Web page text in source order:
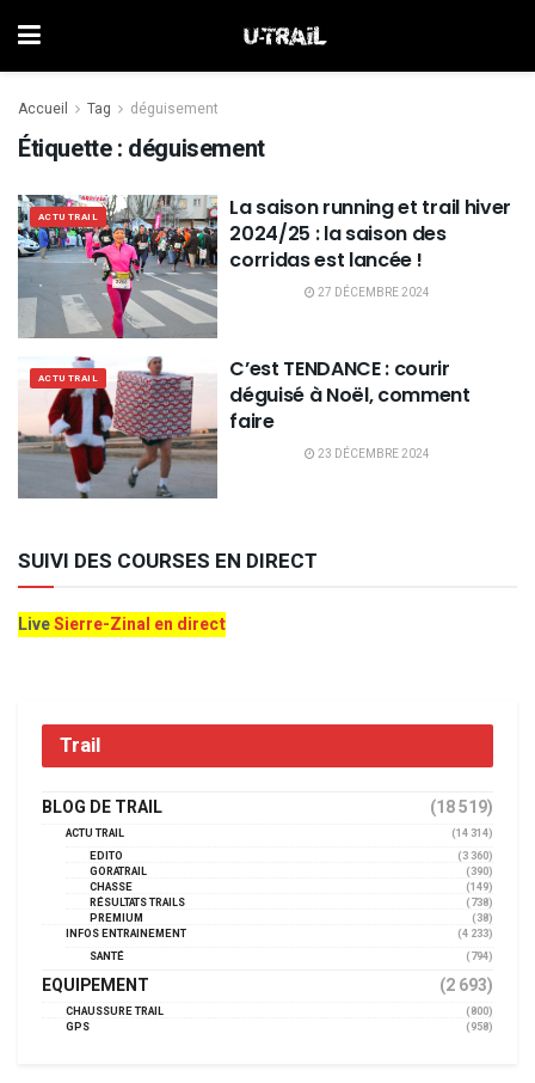
Accueil Tag déguisement
Étiquette : déguisement
ACTU TRAIL
La saison running et trail hiver
2024/25 : la saison des
corridas est lancée !
27 DÉCEMBRE 2024
ACTU TRAIL
C’est TENDANCE : courir
déguisé à Noël, comment
faire
23 DÉCEMBRE 2024
SUIVI DES COURSES EN DIRECT
LiveSierre-Zinal en direct
Trail
BLOG DE TRAIL (18 519)
ACTU TRAIL
(14 314)
EDITO
(3 360)
GORATRAIL
(390)
CHASSE
(149)
RÉSULTATS TRAILS
(738)
PREMIUM
(38)
INFOS ENTRAINEMENT
(4 233)
SANTÉ
(794)
EQUIPEMENT (2 693)
CHAUSSURE TRAIL
(800)
GPS
(958)